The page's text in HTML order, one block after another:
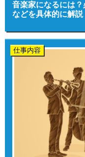
音楽家になるには
などを具体的に解説
仕事内容